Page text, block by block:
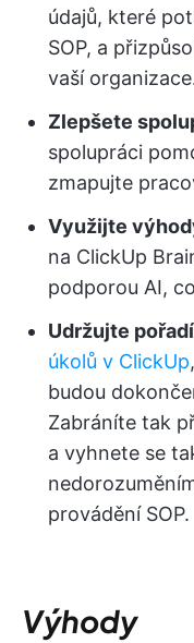
údajů, které
SOP, a
vaší
Zlepšete
spolupráci
zmapujte
Využijte
na ClickUp
podporou AI,
Udržujte
úkolů v ClickUp
budou
Zabráníte tak
a vyhnete se
provádění SOP.
Výhody